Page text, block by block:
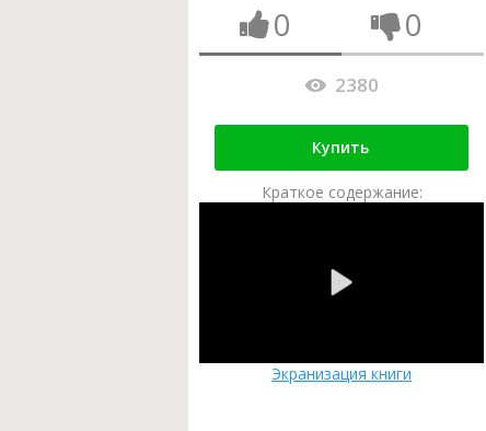
0 0
2380
Купить
Краткое содержание:
Экранизация книги